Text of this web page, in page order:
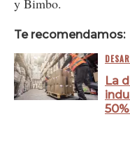
y Bimbo.
Te recomendamos:
La